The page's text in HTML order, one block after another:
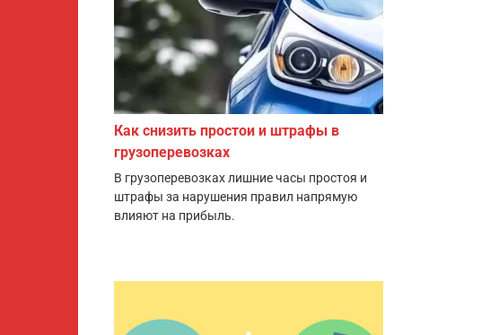
Как снизить простои и штрафы в
грузоперевозках
В грузоперевозках лишние часы простоя и
штрафы за нарушения правил напрямую
влияют на прибыль.